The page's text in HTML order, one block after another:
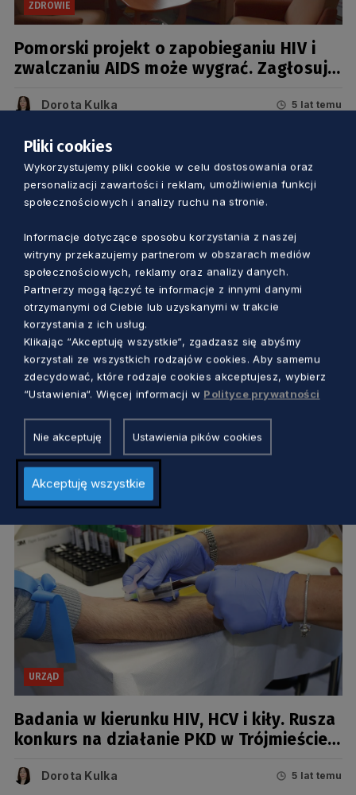
ZDROWIE
Pomorski projekt o zapobieganiu HIV i
zwalczaniu AIDS może wygrać. Zagłosuj
Dorota Kulka 5 lat temu
ZDROWIE
Słupsk. Od 31 marca w szpitalu rusza
punkt konsultacyjno-diagnostyczny HIV
Dorota Kulka
URZĄD
Badania w kierunku HIV, HCV i kiły. Rusza
konkurs na działanie PKD w Trójmieście i
Dorota Kulka 5 lat temu
Pliki cookies
Wykorzystujemy pliki cookie w celu dostosowania oraz
personalizacji zawartości i reklam, umożliwienia funkcji
społecznościowych i analizy ruchu na stronie.
Informacje dotyczące sposobu korzystania z naszej
witryny przekazujemy partnerom w obszarach mediów
społecznościowych, reklamy oraz analizy danych.
Partnerzy mogą łączyć te informacje z innymi danymi
otrzymanymi od Ciebie lub uzyskanymi w trakcie
korzystania z ich usług.
Klikając “Akceptuję wszystkie“, zgadzasz się abyśmy
korzystali ze wszystkich rodzajów cookies. Aby samemu
zdecydować, które rodzaje cookies akceptujesz, wybierz
“Ustawienia“. Więcej informacji w Polityce prywatności
Nie akceptuję Ustawienia pików cookies
Akceptuję wszystkie